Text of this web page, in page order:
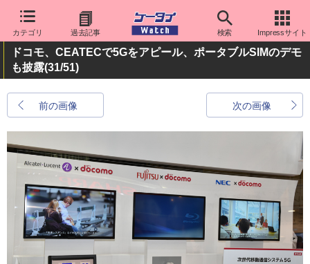
カテゴリ 過去記事 検索 Impressサイト
ドコモ、CEATECで5Gをアピール、ポータブルSIMのデモ
も披露(31/51)
前の画像 次の画像